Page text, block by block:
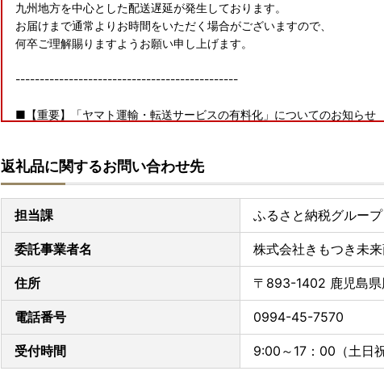
九州地方を中心とした配送遅延が発生しております。
お届けまで通常よりお時間をいただく場合がございますので、
何卒ご理解賜りますようお願い申し上げます。
----------------------------------------------
■【重要】「ヤマト運輸・転送サービスの有料化」についてのお知らせ
がございます。
◆贈答品の場合も「受取人様ご負担」となる場合がございます。お届け
下さい。
◆定期便をお申込みの皆様は、お届け先ご変更の場合、必ず肝付町まで
返礼品に関するお問い合わせ先
担当課 ふるさと納税グループ
委託事業者名 株式会社きもつき未
住所 〒893-1402 鹿児島
電話番号 0994-45-7570
受付時間 9:00～17：00（土日